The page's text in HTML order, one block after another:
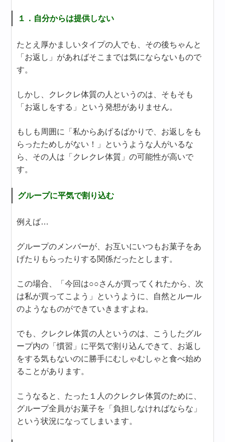
１．自分からは提供しない
たとえ厚かましいタイプの人でも、その後ちゃんと
「お返し」があればそこまでは気にならないもので
す。
しかし、クレクレ体質の人というのは、そもそも
「お返しをする」という発想がありません。
もしも周囲に「私からあげるばかりで、お返しをも
らったためしがない！」というような人がいるな
ら、その人は「クレクレ体質」の可能性が高いで
す。
グループに平気で割り込む
例えば…
グループのメンバーが、お互いにいつもお菓子をあ
げたりもらったりする関係だったとします。
この場合、「今回は○○さんが買ってくれたから、次
は私が買ってこよう」というように、自然とルール
のようなものができていきますよね。
でも、クレクレ体質の人というのは、こうしたグル
ープ内の「慣習」に平気で割り込んできて、お返し
をする気もないのに勝手にむしゃむしゃと食べ始め
ることがあります。
こうなると、たった１人のクレクレ体質のために、
グループ全員がお菓子を「負担しなければならな」
という状況になってしまいます。